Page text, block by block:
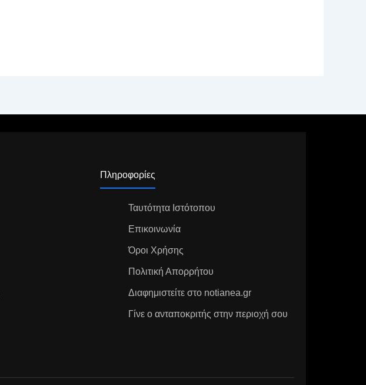
Πληροφορίες
Ταυτότητα Ιστότοπου
Επικοινωνία
Όροι Χρήσης
Πολιτική Απορρήτου
Διαφημιστείτε στο notianea.gr
Γίνε ο ανταποκριτής στην περιοχή σου